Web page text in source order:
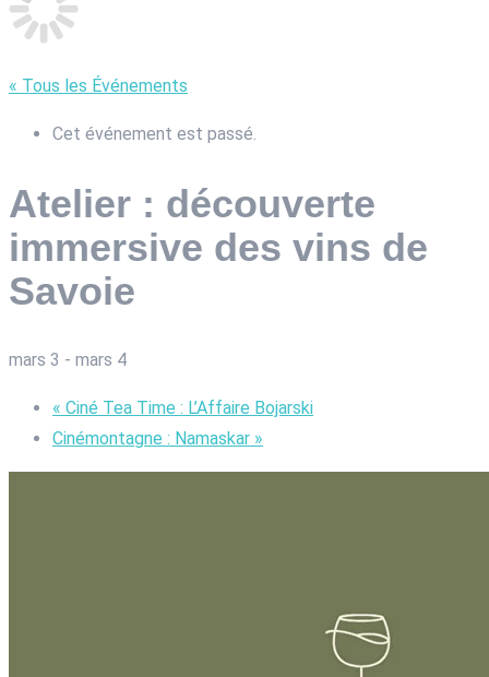
« Tous les Événements
Cet événement est passé.
Atelier : découverte
immersive des vins de
Savoie
mars 3 - mars 4
« Ciné Tea Time : L’Affaire Bojarski
Cinémontagne : Namaskar »